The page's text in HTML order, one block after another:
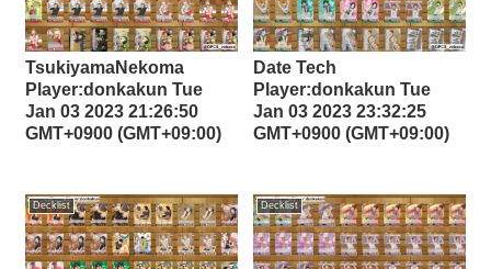
TsukiyamaNekoma
Player:donkakun Tue
Jan 03 2023 21:26:50
GMT+0900 (GMT+09:00)
Date Tech
Player:donkakun Tue
Jan 03 2023 23:32:25
GMT+0900 (GMT+09:00)
Decklist Decklist